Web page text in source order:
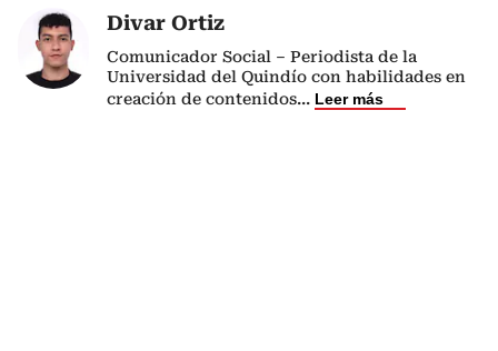
Divar Ortiz
Comunicador Social – Periodista de la
Universidad del Quindío con habilidades en
creación de contenidos... Leer más